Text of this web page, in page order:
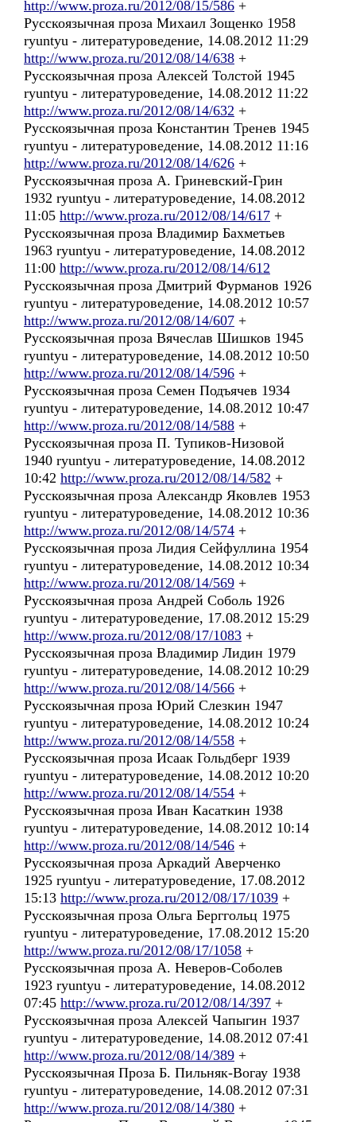
http://www.proza.ru/2012/08/15/586 +
Русскоязычная проза Михаил Зощенко 1958
ryuntyu - литературоведение, 14.08.2012 11:29
http://www.proza.ru/2012/08/14/638 +
Русскоязычная проза Алексей Толстой 1945
ryuntyu - литературоведение, 14.08.2012 11:22
http://www.proza.ru/2012/08/14/632 +
Русскоязычная проза Константин Тренев 1945
ryuntyu - литературоведение, 14.08.2012 11:16
http://www.proza.ru/2012/08/14/626 +
Русскоязычная проза А. Гриневский-Грин
1932 ryuntyu - литературоведение, 14.08.2012
11:05 http://www.proza.ru/2012/08/14/617 +
Русскоязычная проза Владимир Бахметьев
1963 ryuntyu - литературоведение, 14.08.2012
11:00 http://www.proza.ru/2012/08/14/612
Русскоязычная проза Дмитрий Фурманов 1926
ryuntyu - литературоведение, 14.08.2012 10:57
http://www.proza.ru/2012/08/14/607 +
Русскоязычная проза Вячеслав Шишков 1945
ryuntyu - литературоведение, 14.08.2012 10:50
http://www.proza.ru/2012/08/14/596 +
Русскоязычная проза Семен Подъячев 1934
ryuntyu - литературоведение, 14.08.2012 10:47
http://www.proza.ru/2012/08/14/588 +
Русскоязычная проза П. Тупиков-Низовой
1940 ryuntyu - литературоведение, 14.08.2012
10:42 http://www.proza.ru/2012/08/14/582 +
Русскоязычная проза Александр Яковлев 1953
ryuntyu - литературоведение, 14.08.2012 10:36
http://www.proza.ru/2012/08/14/574 +
Русскоязычная проза Лидия Сейфуллина 1954
ryuntyu - литературоведение, 14.08.2012 10:34
http://www.proza.ru/2012/08/14/569 +
Русскоязычная проза Андрей Соболь 1926
ryuntyu - литературоведение, 17.08.2012 15:29
http://www.proza.ru/2012/08/17/1083 +
Русскоязычная проза Владимир Лидин 1979
ryuntyu - литературоведение, 14.08.2012 10:29
http://www.proza.ru/2012/08/14/566 +
Русскоязычная проза Юрий Слезкин 1947
ryuntyu - литературоведение, 14.08.2012 10:24
http://www.proza.ru/2012/08/14/558 +
Русскоязычная проза Исаак Гольдберг 1939
ryuntyu - литературоведение, 14.08.2012 10:20
http://www.proza.ru/2012/08/14/554 +
Русскоязычная проза Иван Касаткин 1938
ryuntyu - литературоведение, 14.08.2012 10:14
http://www.proza.ru/2012/08/14/546 +
Русскоязычная проза Аркадий Аверченко
1925 ryuntyu - литературоведение, 17.08.2012
15:13 http://www.proza.ru/2012/08/17/1039 +
Русскоязычная проза Ольга Берггольц 1975
ryuntyu - литературоведение, 17.08.2012 15:20
http://www.proza.ru/2012/08/17/1058 +
Русскоязычная проза А. Неверов-Соболев
1923 ryuntyu - литературоведение, 14.08.2012
07:45 http://www.proza.ru/2012/08/14/397 +
Русскоязычная проза Алексей Чапыгин 1937
ryuntyu - литературоведение, 14.08.2012 07:41
http://www.proza.ru/2012/08/14/389 +
Русскоязычная Проза Б. Пильняк-Вогау 1938
ryuntyu - литературоведение, 14.08.2012 07:31
http://www.proza.ru/2012/08/14/380 +